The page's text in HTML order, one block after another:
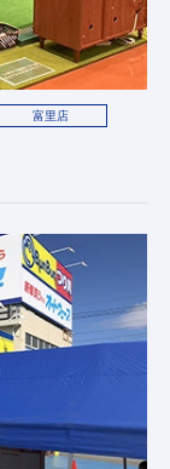
富里店